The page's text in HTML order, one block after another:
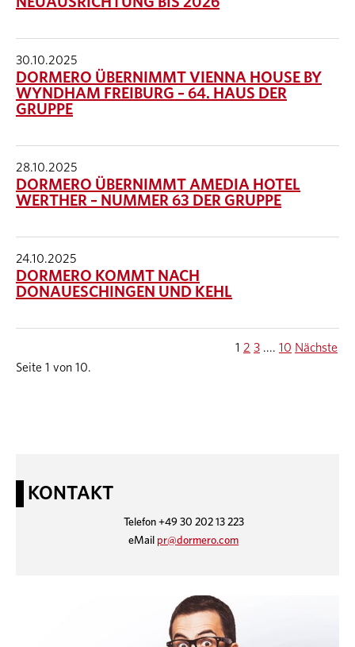
30.10.2025
DORMERO ÜBERNIMMT VIENNA HOUSE BY
WYNDHAM FREIBURG – 64. HAUS DER
GRUPPE
28.10.2025
DORMERO ÜBERNIMMT AMEDIA HOTEL
WERTHER – NUMMER 63 DER GRUPPE
24.10.2025
DORMERO KOMMT NACH
DONAUESCHINGEN UND KEHL
Seite 1 von 10.
1 2 3 .... 10 Nächste
KONTAKT
Telefon +49 30 202 13 223
eMail pr@dormero.com